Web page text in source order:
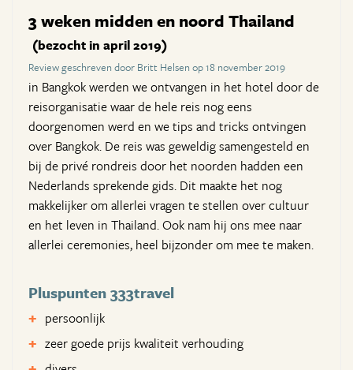
3 weken midden en noord Thailand
(bezocht in april 2019)
Review geschreven door Britt Helsen op 18 november 2019
in Bangkok werden we ontvangen in het hotel door de
reisorganisatie waar de hele reis nog eens
doorgenomen werd en we tips and tricks ontvingen
over Bangkok. De reis was geweldig samengesteld en
bij de privé rondreis door het noorden hadden een
Nederlands sprekende gids. Dit maakte het nog
makkelijker om allerlei vragen te stellen over cultuur
en het leven in Thailand. Ook nam hij ons mee naar
allerlei ceremonies, heel bijzonder om mee te maken.
Pluspunten 333travel
persoonlijk
zeer goede prijs kwaliteit verhouding